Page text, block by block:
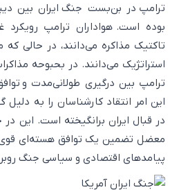
ترامپ در بن‌بست جنگ ایران بین
بوده است. هواداران ترامپ رویکرد
تاکتیک مذاکره می‌دانند، در حالی
استراتژیک می‌دانند. در بحبوحه
ترامپ بین درگیری طولانی‌مدت و
این امر انتقاد کارشناسان را به
در قبال ایران برانگیخته است. این
معضل تضمین یک توافق هسته‌ای
پیامدهای اقتصادی و سیاسی جنگ